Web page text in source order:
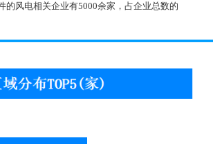
的风电相关企业有5000余家，占企业总数的